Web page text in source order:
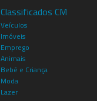
Classificados CM
Veículos
Imóveis
Emprego
Animais
Bebé e Criança
Moda
Lazer